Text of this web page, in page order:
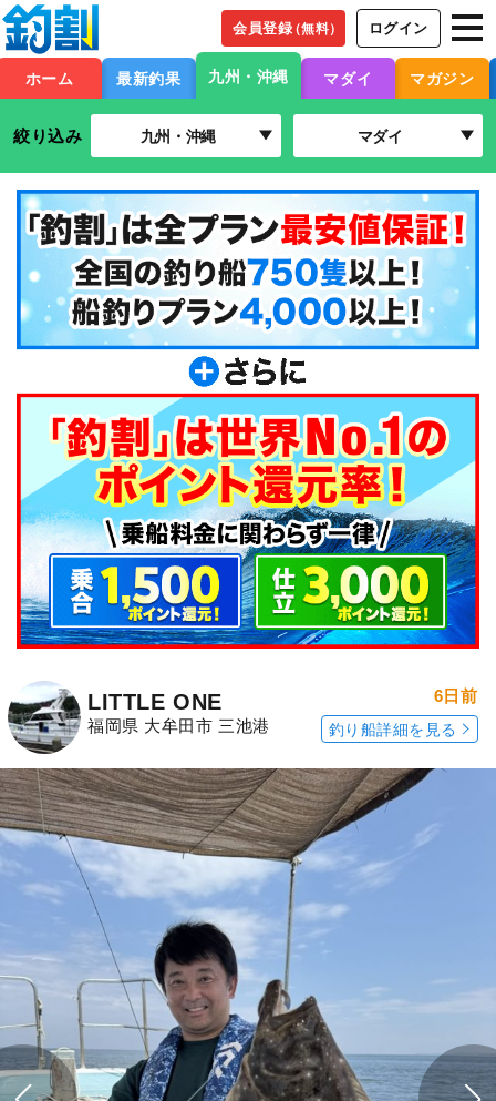
会員登録（無料） ログイン
ホーム 最新釣果 九州・沖縄 マダイ マガジン
絞り込み 九州・沖縄 マダイ
LITTLE ONE
福岡県 大牟田市 三池港
6日前
釣り船詳細を見る